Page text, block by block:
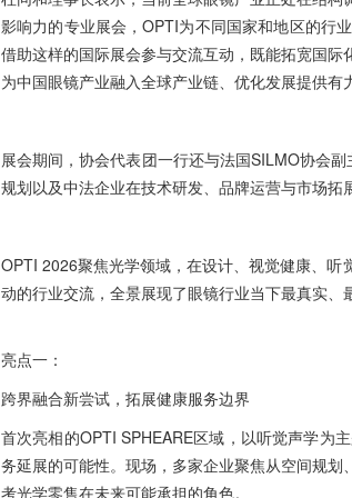
影响力的专业展会，OPTI为不同国家和地区的行
借助这样的国际展会参与交流互动，既能拓宽国
为中国眼镜产业融入全球产业链、优化发展提供有
展会期间，协会代表团一行还与法国SILMO协会
规划以及中法企业在技术研发、品牌运营与市场
OPTI 2026聚焦光学领域，在设计、视觉健康、
动的行业交流，全景展现了眼镜行业当下最真实、
亮点一：
跨界融合新尝试，拓展健康服务边界
首次亮相的OPTI SPHEARE区域，以听觉声学为
务延展的可能性。现场，多家企业聚焦从空间规
考光学零售在未来可能承担的角色。